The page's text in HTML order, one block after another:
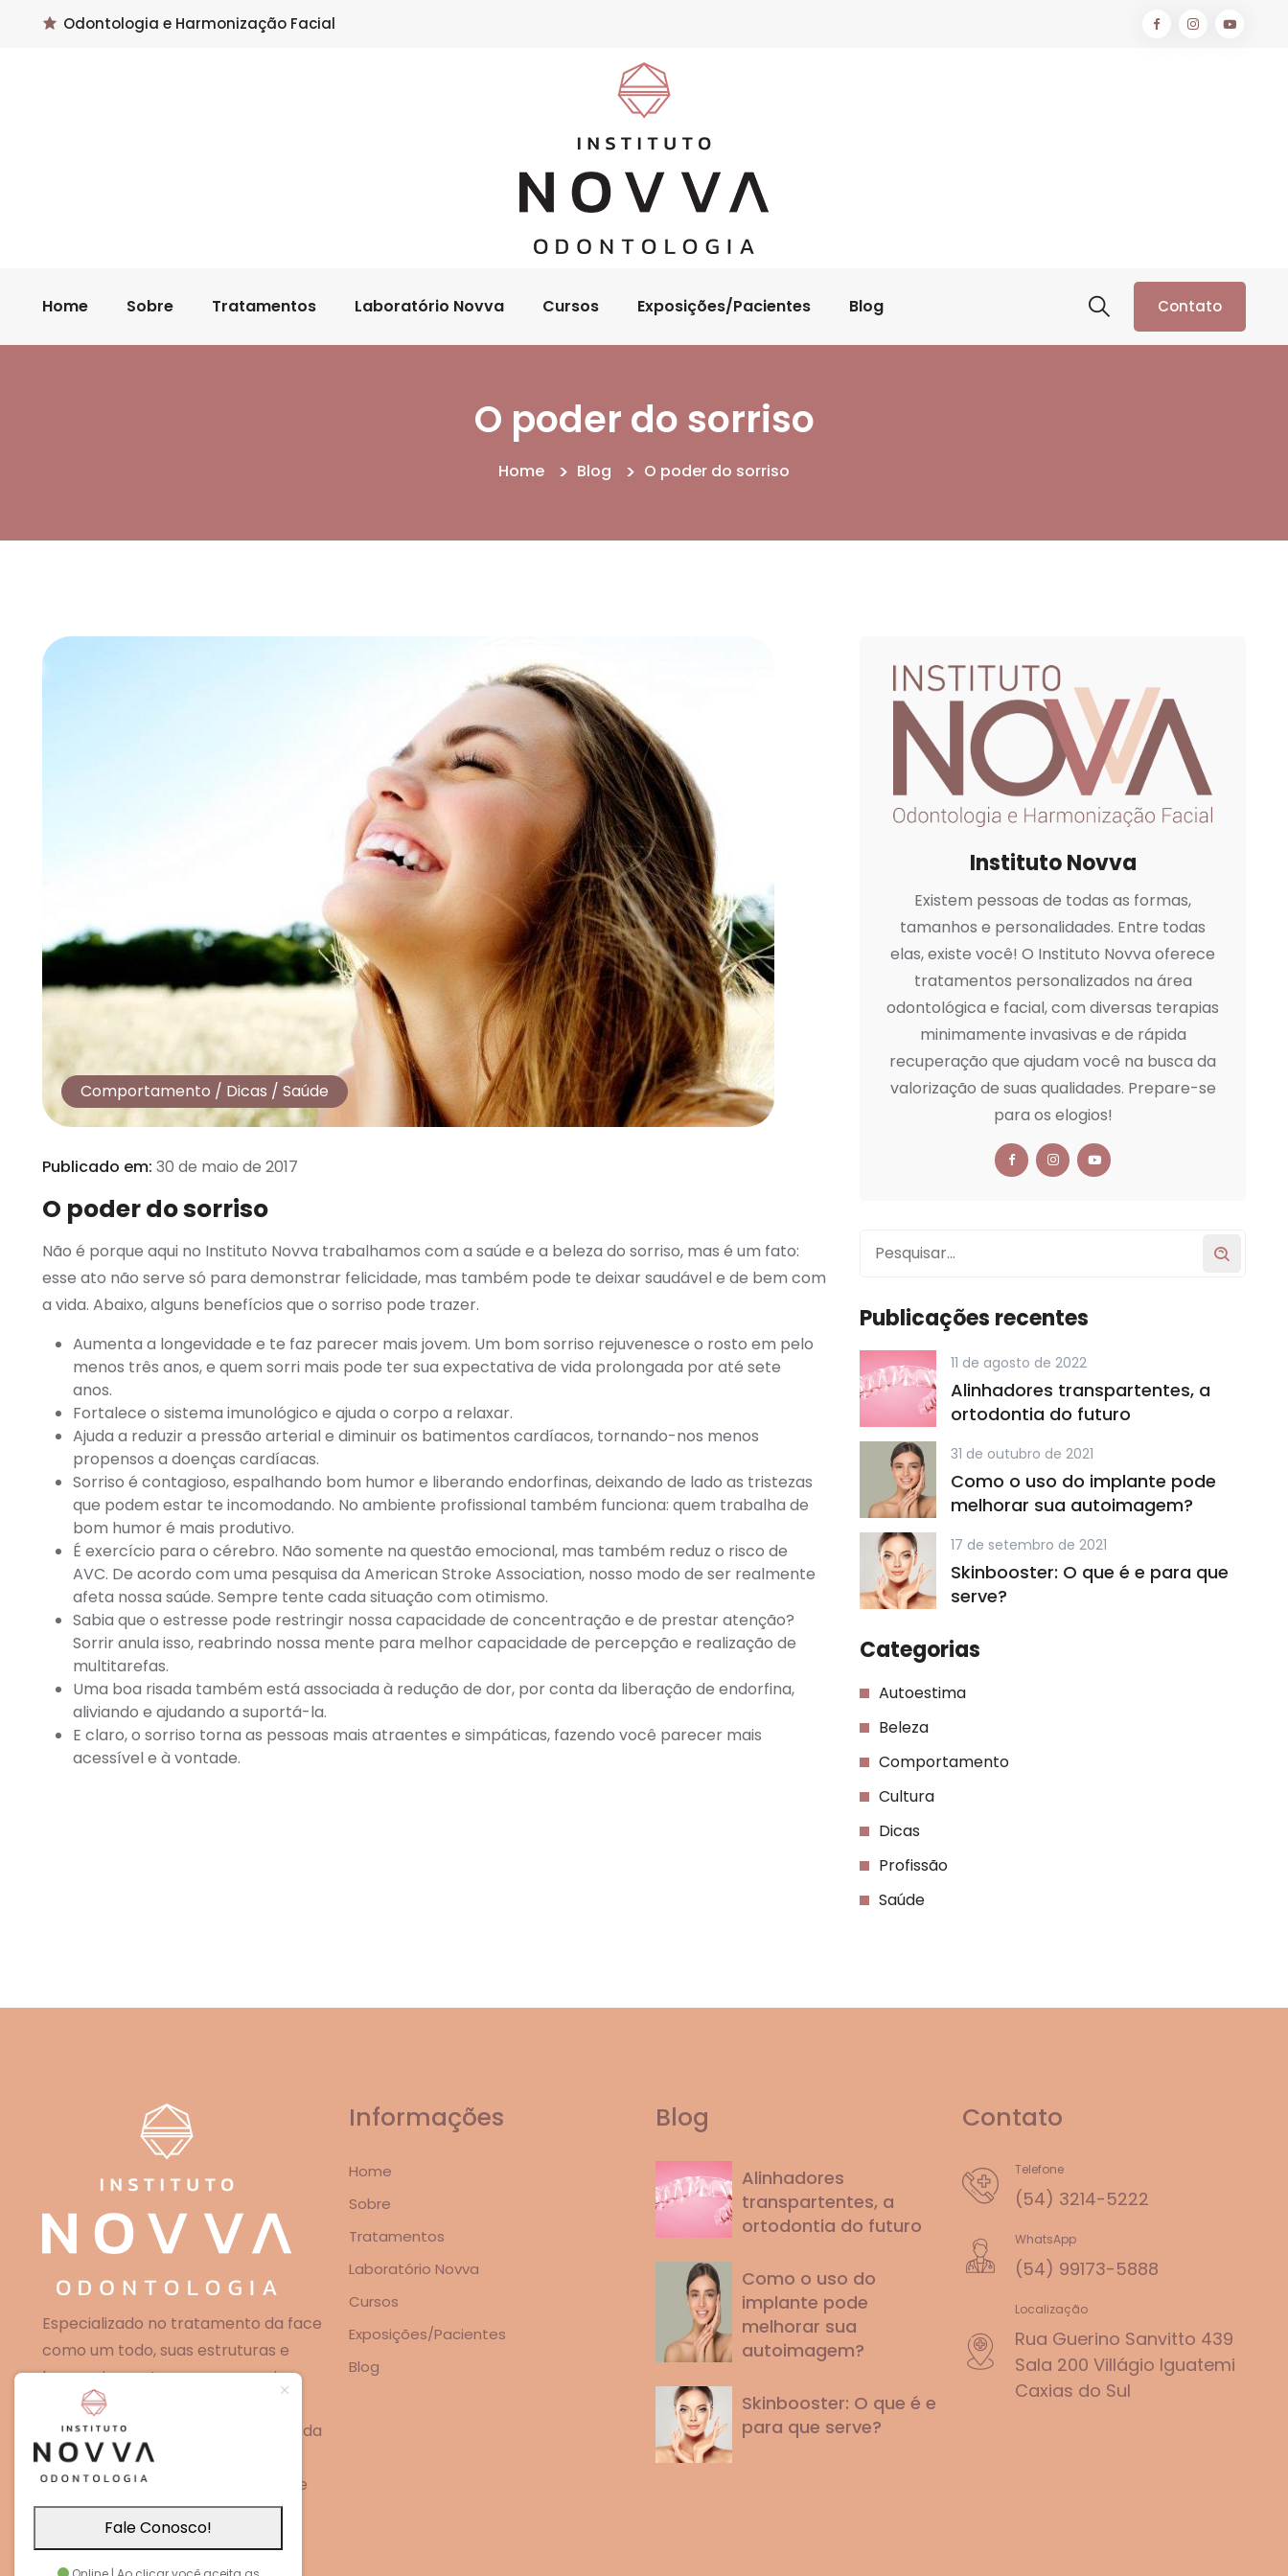
Odontologia e Harmonização Facial
Home Sobre Tratamentos Laboratório Novva Cursos Exposições/Pacientes Blog Contato
O poder do sorriso
Home Blog O poder do sorriso
Comportamento / Dicas / Saúde
Publicado em: 30 de maio de 2017
O poder do sorriso
Não é porque aqui no Instituto Novva trabalhamos com a saúde e a beleza do sorriso, mas é um fato:
esse ato não serve só para demonstrar felicidade, mas também pode te deixar saudável e de bem com
a vida. Abaixo, alguns benefícios que o sorriso pode trazer.
Aumenta a longevidade e te faz parecer mais jovem. Um bom sorriso rejuvenesce o rosto em pelo
menos três anos, e quem sorri mais pode ter sua expectativa de vida prolongada por até sete
anos.
Fortalece o sistema imunológico e ajuda o corpo a relaxar.
Ajuda a reduzir a pressão arterial e diminuir os batimentos cardíacos, tornando-nos menos
propensos a doenças cardíacas.
Sorriso é contagioso, espalhando bom humor e liberando endorfinas, deixando de lado as tristezas
que podem estar te incomodando. No ambiente profissional também funciona: quem trabalha de
bom humor é mais produtivo.
É exercício para o cérebro. Não somente na questão emocional, mas também reduz o risco de
AVC. De acordo com uma pesquisa da American Stroke Association, nosso modo de ser realmente
afeta nossa saúde. Sempre tente cada situação com otimismo.
Sabia que o estresse pode restringir nossa capacidade de concentração e de prestar atenção?
Sorrir anula isso, reabrindo nossa mente para melhor capacidade de percepção e realização de
multitarefas.
Uma boa risada também está associada à redução de dor, por conta da liberação de endorfina,
aliviando e ajudando a suportá-la.
E claro, o sorriso torna as pessoas mais atraentes e simpáticas, fazendo você parecer mais
acessível e à vontade.
Instituto Novva
Existem pessoas de todas as formas,
tamanhos e personalidades. Entre todas
elas, existe você! O Instituto Novva oferece
tratamentos personalizados na área
odontológica e facial, com diversas terapias
minimamente invasivas e de rápida
recuperação que ajudam você na busca da
valorização de suas qualidades. Prepare-se
para os elogios!
Publicações recentes
11 de agosto de 2022
Alinhadores transpartentes, a
ortodontia do futuro
31 de outubro de 2021
Como o uso do implante pode
melhorar sua autoimagem?
17 de setembro de 2021
Skinbooster: O que é e para que
serve?
Categorias
Autoestima
Beleza
Comportamento
Cultura
Dicas
Profissão
Saúde
Especializado no tratamento da face
como um todo, suas estruturas e
harmonia, conta com uma equipe
multidisciplinar experiente,
especializada nas principais áreas da
odontologia e em constante
atualização sobre novas técnicas e
tecnologias.
Informações
Home
Sobre
Tratamentos
Laboratório Novva
Cursos
Exposições/Pacientes
Blog
Blog
Alinhadores
transpartentes, a
ortodontia do futuro
Como o uso do
implante pode
melhorar sua
autoimagem?
Skinbooster: O que é e
para que serve?
Contato
Telefone
(54) 3214-5222
WhatsApp
(54) 99173-5888
Localização
Rua Guerino Sanvitto 439
Sala 200 Villágio Iguatemi
Caxias do Sul
Fale Conosco!